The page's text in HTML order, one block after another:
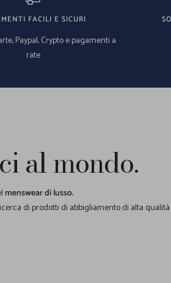
FACILI E SICURI
Paypal, Crypto e pagamenti a
rate
al mondo.
menswear di lusso.
di prodotti di abbigliamento di alta